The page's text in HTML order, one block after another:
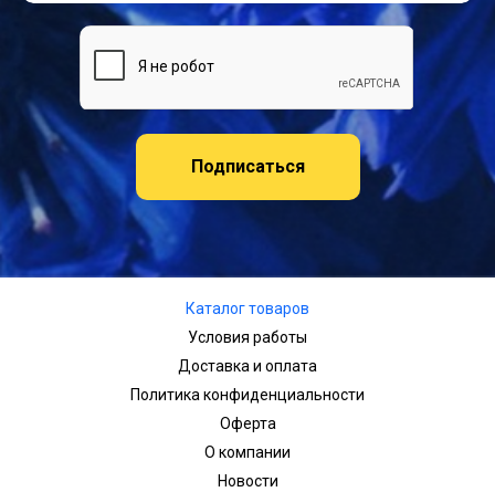
Подписаться
Каталог товаров
Условия работы
Доставка и оплата
Политика конфиденциальности
Оферта
О компании
Новости